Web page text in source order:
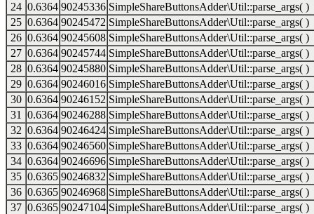
24 0.6364 90245336 SimpleShareButtonsAdder\Util::parse_args( )
25 0.6364 90245472 SimpleShareButtonsAdder\Util::parse_args( )
26 0.6364 90245608 SimpleShareButtonsAdder\Util::parse_args( )
27 0.6364 90245744 SimpleShareButtonsAdder\Util::parse_args( )
28 0.6364 90245880 SimpleShareButtonsAdder\Util::parse_args( )
29 0.6364 90246016 SimpleShareButtonsAdder\Util::parse_args( )
30 0.6364 90246152 SimpleShareButtonsAdder\Util::parse_args( )
31
0.6364 90246288 SimpleShareButtonsAdder\Util::parse_args( )
32 0.6364 90246424 SimpleShareButtonsAdder\Util::parse_args( )
33 0.6364 90246560 SimpleShareButtonsAdder\Util::parse_args( )
34 0.6364 90246696 SimpleShareButtonsAdder\Util::parse_args( )
35 0.6365 90246832 SimpleShareButtonsAdder\Util::parse_args( )
36 0.6365 90246968 SimpleShareButtonsAdder\Util::parse_args( )
37 0.6365 90247104 SimpleShareButtonsAdder\Util::parse_args( )